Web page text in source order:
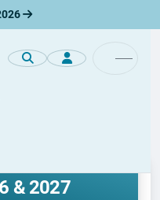
& 2027